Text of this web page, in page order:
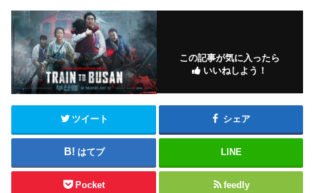
この記事が気に入ったら
いいねしよう！
ツイート シェア
はてブ LINE
Pocket feedly